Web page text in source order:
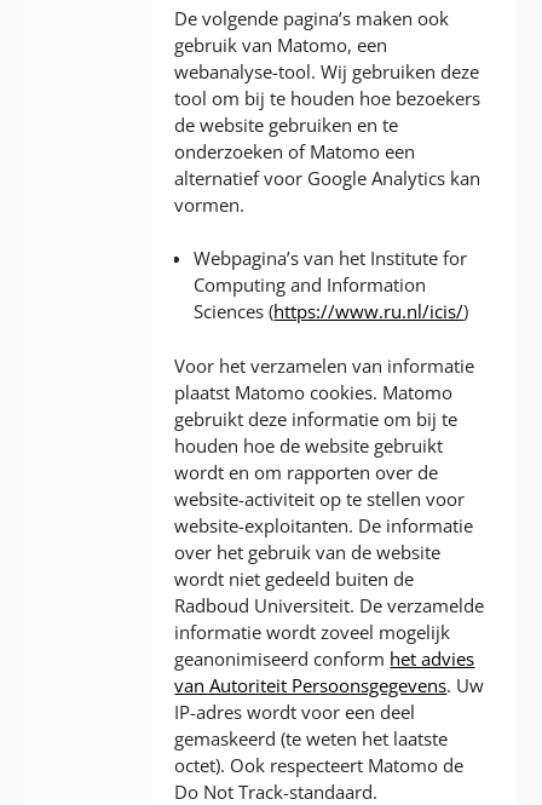
De volgende pagina’s maken ook
gebruik van Matomo, een
webanalyse-tool. Wij gebruiken deze
tool om bij te houden hoe bezoekers
de website gebruiken en te
onderzoeken of Matomo een
alternatief voor Google Analytics kan
vormen.
Webpagina’s van het Institute for
Computing and Information
Sciences (https://www.ru.nl/icis/)
Voor het verzamelen van informatie
plaatst Matomo cookies. Matomo
gebruikt deze informatie om bij te
houden hoe de website gebruikt
wordt en om rapporten over de
website-activiteit op te stellen voor
website-exploitanten. De informatie
over het gebruik van de website
wordt niet gedeeld buiten de
Radboud Universiteit. De verzamelde
informatie wordt zoveel mogelijk
geanonimiseerd conform het advies
van Autoriteit Persoonsgegevens. Uw
IP-adres wordt voor een deel
gemaskeerd (te weten het laatste
octet). Ook respecteert Matomo de
Do Not Track-standaard.